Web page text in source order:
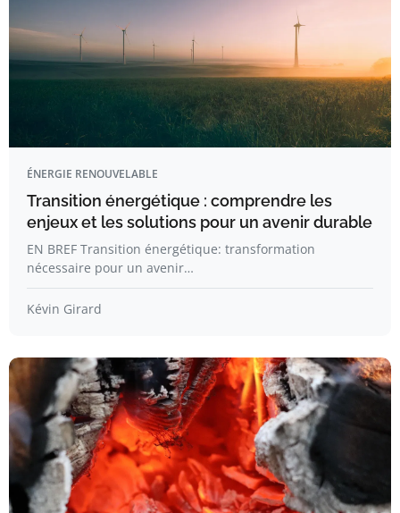
ÉNERGIE RENOUVELABLE
Transition énergétique : comprendre les
enjeux et les solutions pour un avenir durable
EN BREF Transition énergétique: transformation
nécessaire pour un avenir…
Kévin Girard